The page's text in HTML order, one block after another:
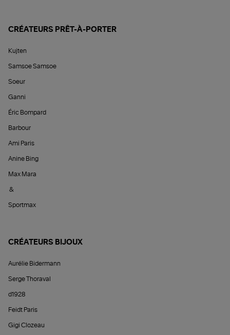
CRÉATEURS PRÊT-À-PORTER
Kujten
Samsoe Samsoe
Soeur
Ganni
Éric Bompard
Barbour
Ami Paris
Anine Bing
Max Mara
&
Sportmax
CRÉATEURS BIJOUX
Aurélie Bidermann
Serge Thoraval
d1928
Feidt Paris
Gigi Clozeau